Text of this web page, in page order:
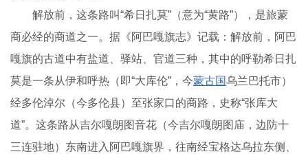
解放前，这条路叫“希日扎莫”（意为“黄路”），是旅蒙
商必经的商道之一。据《阿巴嘎旗志》记载：解放前，阿巴
嘎旗的古道中有盐道、驿站、官道三种，其中的呼勒希日扎
莫是一条从伊和呼热（即“大库伦”，今蒙古国乌兰巴托市）
经多伦淖尔（今多伦县）至张家口的商路，史称“张库大
道”。这条路从吉尔嘎朗图音花（今吉尔嘎朗图庙，边防十
三连驻地）东南进入阿巴嘎旗界，往南经宝格达乌拉东侧、